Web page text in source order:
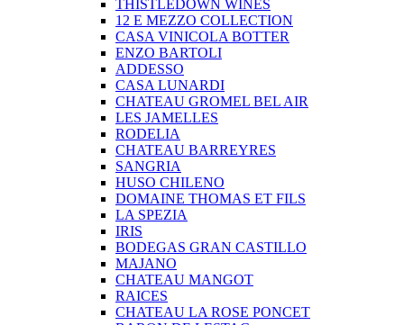
THISTLEDOWN WINES
12 E MEZZO COLLECTION
CASA VINICOLA BOTTER
ENZO BARTOLI
ADDESSO
CASA LUNARDI
CHATEAU GROMEL BEL AIR
LES JAMELLES
RODELIA
CHATEAU BARREYRES
SANGRIA
HUSO CHILENO
DOMAINE THOMAS ET FILS
LA SPEZIA
IRIS
BODEGAS GRAN CASTILLO
MAJANO
CHATEAU MANGOT
RAICES
CHATEAU LA ROSE PONCET